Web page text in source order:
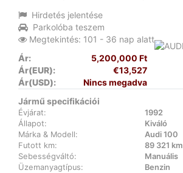
Hirdetés jelentése
Parkolóba teszem
Megtekintés: 101 - 36 nap alatt
Ár:
5,200,000 Ft
Ár(EUR):
€13,527
Ár(USD):
Nincs megadva
Jármű specifikációi
Évjárat:
1992
Állapot:
Kiváló
Márka & Modell:
Audi 100
Futott km:
89 321 km
Sebességváltó:
Manuális
Üzemanyagtípus:
Benzin